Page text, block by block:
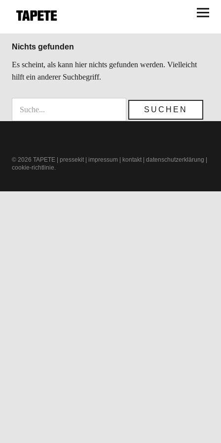
TAPETE
Nichts gefunden
Es scheint, als kann hier nichts gefunden werden. Vielleicht
hilft ein anderer Suchbegriff.
© 2026 TAPETE| pressekit| impressum kontakt| datenschutzerklärung
cookie-richtlinie